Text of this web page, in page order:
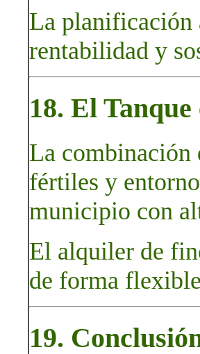
La planificación
rentabilidad y
18. El
La combinación
fértiles y
municipio con
El alquiler de
de forma
19.